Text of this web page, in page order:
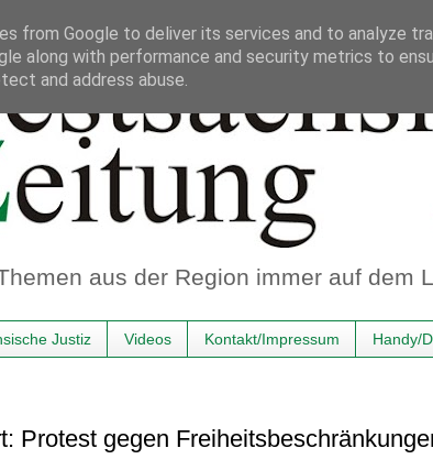
aus der Region immer auf dem
Justiz Videos Kontakt/Impressum Handy/
Protest gegen
from Google to deliver its services and to analyze
along with performance and security metrics to
and address abuse.